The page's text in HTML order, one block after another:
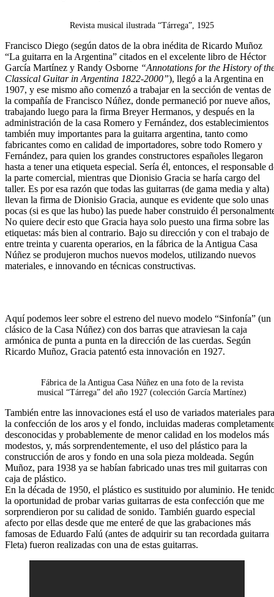
Revista musical ilustrada “Tárrega”, 1925
Francisco Diego (según datos de la obra inédita de Ricardo Muñoz
“La guitarra en la Argentina” citados en el excelente libro de Héctor
García Martínez y Randy Osborne “Annotations for the History of
Classical Guitar in Argentina 1822-2000”), llegó a la Argentina en
1907, y ese mismo año comenzó a trabajar en la sección de ventas de
la compañía de Francisco Núñez, donde permaneció por nueve años,
trabajando luego para la firma Breyer Hermanos, y después en la
administración de la casa Romero y Fernández, dos establecimientos
también muy importantes para la guitarra argentina, tanto como
fabricantes como en calidad de importadores, sobre todo Romero y
Fernández, para quien los grandes constructores españoles llegaron
hasta a tener una etiqueta especial. Sería él, entonces, el responsable
la parte comercial, mientras que Dionisio Gracia se haría cargo del
taller. Es por esa razón que todas las guitarras (de gama media y alta)
llevan la firma de Dionisio Gracia, aunque es evidente que solo unas
pocas (si es que las hubo) las puede haber construido él
No quiere decir esto que Gracia haya solo puesto una firma sobre las
etiquetas: más bien al contrario. Bajo su dirección y con el trabajo de
entre treinta y cuarenta operarios, en la fábrica de la Antigua Casa
Núñez se produjeron muchos nuevos modelos, utilizando nuevos
materiales, e innovando en técnicas constructivas.
Aquí podemos leer sobre el estreno del nuevo modelo “Sinfonía” (un
clásico de la Casa Núñez) con dos barras que atraviesan la caja
armónica de punta a punta en la dirección de las cuerdas. Según
Ricardo Muñoz, Gracia patentó esta innovación en 1927.
Fábrica de la Antigua Casa Núñez en una foto de la revista
musical “Tárrega” del año 1927 (colección García Martínez)
También entre las innovaciones está el uso de variados materiales para
la confección de los aros y el fondo, incluidas maderas
desconocidas y probablemente de menor calidad en los modelos más
modestos, y, más sorprendentemente, el uso del plástico para la
construcción de aros y fondo en una sola pieza moldeada. Según
Muñoz, para 1938 ya se habían fabricado unas tres mil guitarras con
caja de plástico.
En la década de 1950, el plástico es sustituido por aluminio. He
la oportunidad de probar varias guitarras de esta confección que me
sorprendieron por su calidad de sonido. También guardo especial
afecto por ellas desde que me enteré de que las grabaciones más
famosas de Eduardo Falú (antes de adquirir su tan recordada guitarra
Fleta) fueron realizadas con una de estas guitarras.